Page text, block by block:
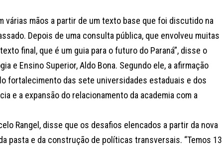
várias mãos a partir de um texto base que foi discutido na
Depois de uma consulta pública, que envolveu muitas
final, que é um guia para o futuro do Paraná”, disse o
e Ensino Superior, Aldo Bona. Segundo ele, a afirmação
fortalecimento das sete universidades estaduais e dos
e a expansão do relacionamento da academia com a
Rangel, disse que os desafios elencados a partir da nova
pasta e da construção de políticas transversais. “Temos 13